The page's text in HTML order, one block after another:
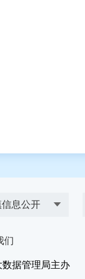
息公开
们
据管理局主办